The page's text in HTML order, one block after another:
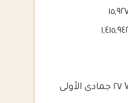
١,٤١٥,٩٤٢
Wed ٢٧ جمادى الأولى